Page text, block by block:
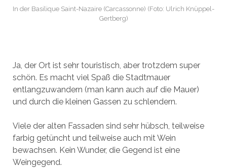
In der Basilique Saint-Nazaire (Carcassonne) (Foto: Ulrich Knüppel-
Gertberg)
Ja, der Ort ist sehr touristisch, aber trotzdem super
schön. Es macht viel Spaß die Stadtmauer
entlangzuwandern (man kann auch auf die Mauer)
und durch die kleinen Gassen zu schlendern.
Viele der alten Fassaden sind sehr hübsch, teilweise
farbig getüncht und teilweise auch mit Wein
bewachsen. Kein Wunder, die Gegend ist eine
Weingegend.